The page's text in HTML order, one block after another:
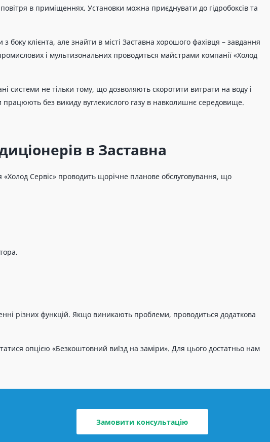
в приміщеннях. Установки можна приєднувати до гідробоксів та
клієнта, але знайти в місті Заставна хорошого фахівця – завдання
і мультизональних проводиться майстрами компанії «Холод
системи не тільки тому, що дозволяють скоротити витрати на воду і
без викиду вуглекислого газу в навколишнє середовище.
в Заставна
Сервіс» проводить щорічне планове обслуговування, що
різних функцій. Якщо виникають проблеми, проводиться додаткова
опцією «Безкоштовний виїзд на заміри». Для цього достатньо нам
Замовити консультацію